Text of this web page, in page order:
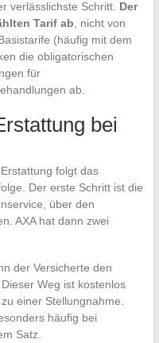
verlässlichste Schritt. Der
Tarif ab , nicht von
(häufig mit dem
die obligatorischen
für
ab.
bei
folgt das
Der erste Schritt ist die
über den
AXA hat dann zwei
der Versicherte den
Weg ist kostenlos
einer Stellungnahme.
häufig bei
Satz.